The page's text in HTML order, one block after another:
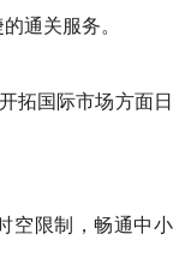
通关服务。
拓国际市场方面日
空限制，畅通中小